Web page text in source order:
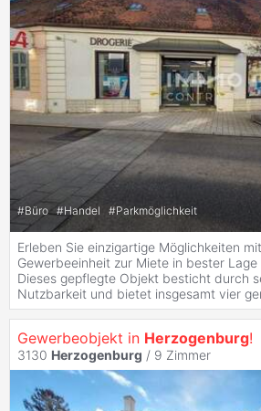
#Büro #Handel #Parkmöglichkeit
Erleben Sie einzigartige Möglichkeiten
Gewerbeeinheit zur Miete in bester Lage
Dieses gepflegte Objekt besticht durch
Nutzbarkeit und bietet insgesamt vier
Gewerbeobjekt in Herzogenburg!
3130 Herzogenburg / 9 Zimmer